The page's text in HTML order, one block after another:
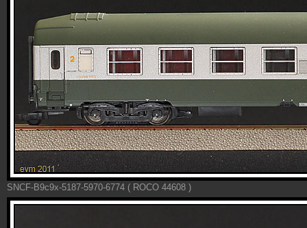
SNCF-B9c9x-5187-5970-6774 ( ROCO 44608 )